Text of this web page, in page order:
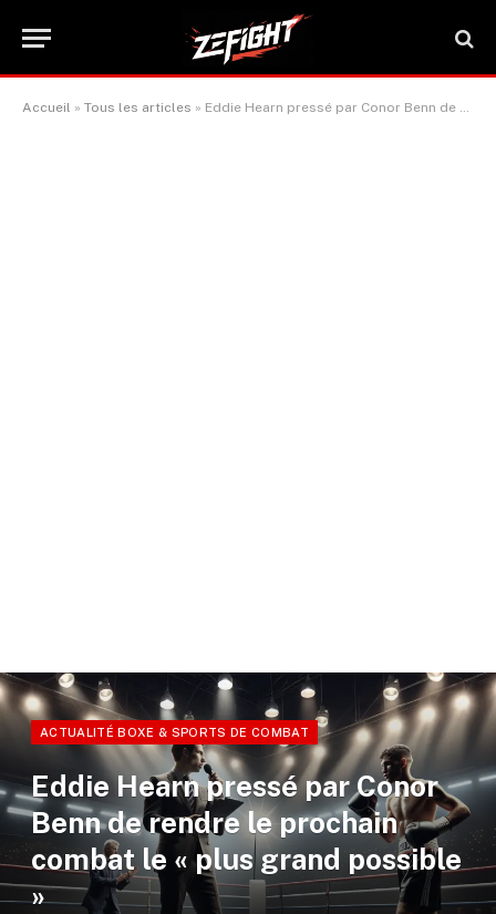
Accueil » Tous les articles » Eddie Hearn pressé par Conor Benn de rendre le prochain combat le « plus grand possible »
ACTUALITÉ BOXE & SPORTS DE COMBAT
Eddie Hearn pressé par Conor
Benn de rendre le prochain
combat le « plus grand possible
»